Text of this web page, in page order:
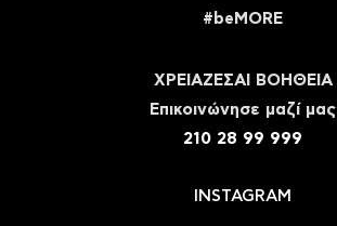
#beMORE
ΧΡΕΙΑΖΕΣΑΙ ΒΟΗΘΕΙΑ
Eπικοινώνησε μαζί μας
210 28 99 999
INSTAGRAM